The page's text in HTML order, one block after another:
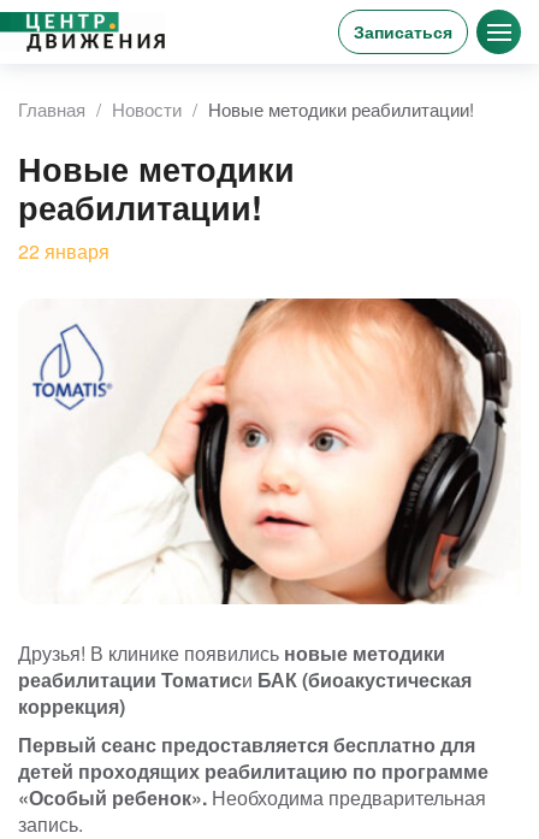
Записаться
Главная Новости Новые методики реабилитации!
Новые методики
реабилитации!
22января
Друзья! В клинике появились новые методики
реабилитации Томатиси БАК (биоакустическая
коррекция)
Первый сеанс предоставляется бесплатно для
детей проходящих реабилитацию по программе
«Особый ребенок». Необходима предварительная
запись.